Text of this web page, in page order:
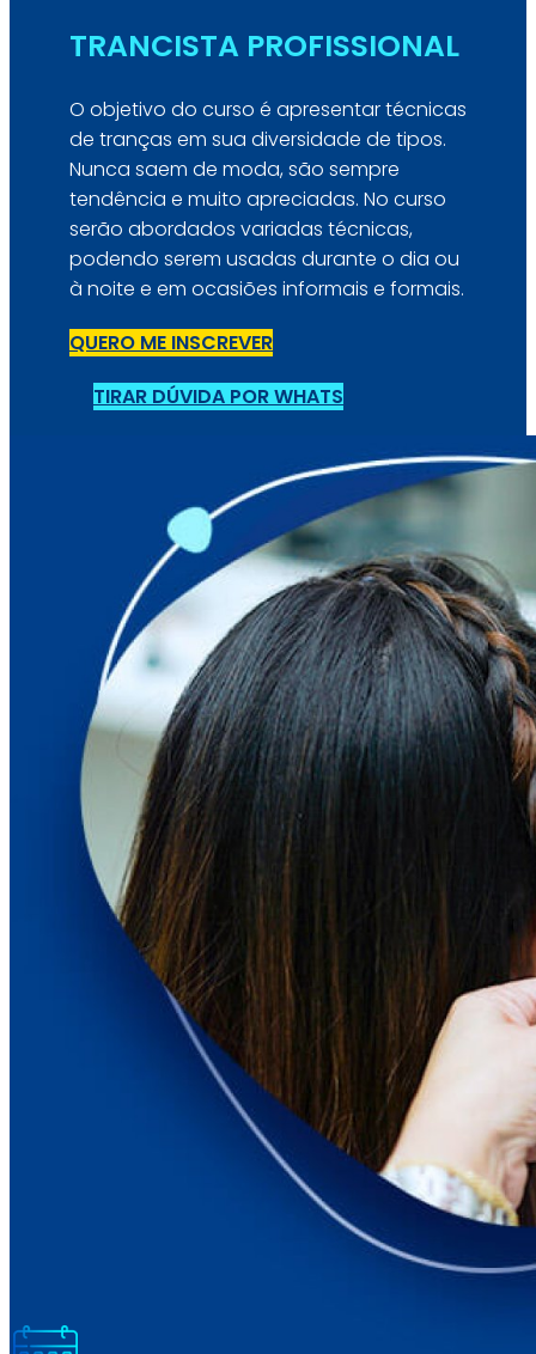
TRANCISTA PROFISSIONAL
O objetivo do curso é apresentar técnicas
de tranças em sua diversidade de tipos.
Nunca saem de moda, são sempre
tendência e muito apreciadas. No curso
serão abordados variadas técnicas,
podendo serem usadas durante o dia ou
à noite e em ocasiões informais e formais.
QUERO ME INSCREVER
TIRAR DÚVIDA POR WHATS